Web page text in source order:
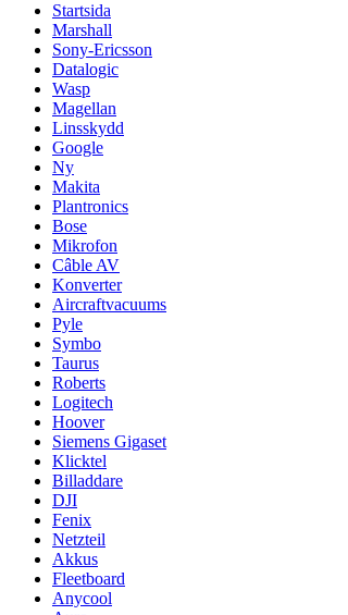
Startsida
Marshall
Sony-Ericsson
Datalogic
Wasp
Magellan
Linsskydd
Google
Ny
Makita
Plantronics
Bose
Mikrofon
Câble AV
Konverter
Aircraftvacuums
Pyle
Symbo
Taurus
Roberts
Logitech
Hoover
Siemens Gigaset
Klicktel
Billaddare
DJI
Fenix
Netzteil
Akkus
Fleetboard
Anycool